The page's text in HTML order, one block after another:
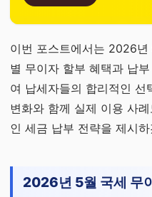
이번 포스트에서는 2026
별 무이자 할부 혜택과 납
여 납세자들의 합리적인 선
변화와 함께 실제 이용 사
인 세금 납부 전략을 제시
2026년 5월 국세 무